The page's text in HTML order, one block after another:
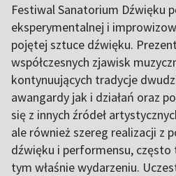
Festiwal Sanatorium Dźwięku
eksperymentalnej i
pojętej sztuce dźwięku.
współczesnych zjawisk
kontynuujących tradycje
awangardy jak i działań oraz
się z innych źródeł
ale również szereg realizacji z
dźwięku i performensu, często
tym właśnie wydarzeniu.